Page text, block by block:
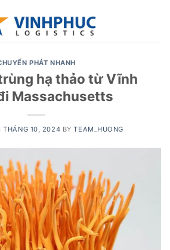
PHÁT NHANH
hạ thảo từ Vĩnh
Massachusetts
THÁNG 10, 2024 BYTEAM_HUONG